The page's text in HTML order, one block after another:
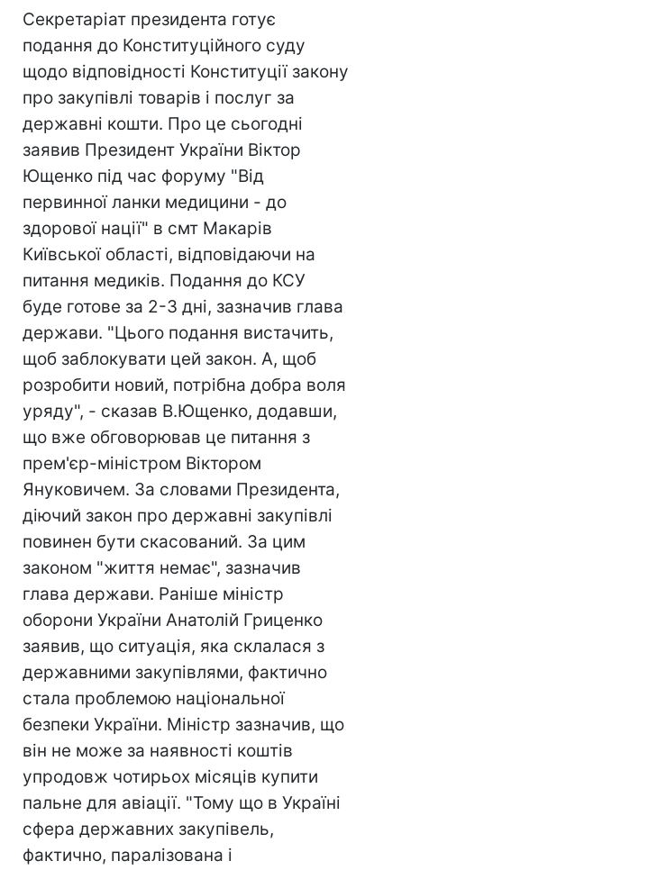
Секретаріат президента готує
подання до Конституційного суду
щодо відповідності Конституції закону
про закупівлі товарів і послуг за
державні кошти. Про це сьогодні
заявив Президент України Віктор
Ющенко під час форуму "Від
первинної ланки медицини - до
здорової нації" в смт Макарів
Київської області, відповідаючи на
питання медиків. Подання до КСУ
буде готове за 2-3 дні, зазначив глава
держави. "Цього подання вистачить,
щоб заблокувати цей закон. А, щоб
розробити новий, потрібна добра воля
уряду", - сказав В.Ющенко, додавши,
що вже обговорював це питання з
прем'єр-міністром Віктором
Януковичем. За словами Президента,
діючий закон про державні закупівлі
повинен бути скасований. За цим
законом "життя немає", зазначив
глава держави. Раніше міністр
оборони України Анатолій Гриценко
заявив, що ситуація, яка склалася з
державними закупівлями, фактично
стала проблемою національної
безпеки України. Міністр зазначив, що
він не може за наявності коштів
упродовж чотирьох місяців купити
пальне для авіації. "Тому що в Україні
сфера державних закупівель,
фактично, паралізована і